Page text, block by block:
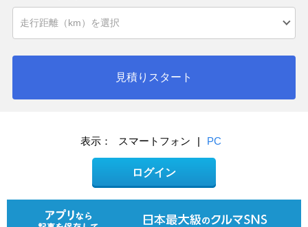
見積りスタート
表示： スマートフォン | PC
ログイン